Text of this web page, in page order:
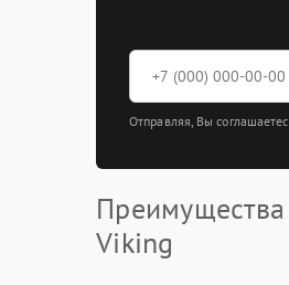
Отправляя, Вы
Преимущества
Viking